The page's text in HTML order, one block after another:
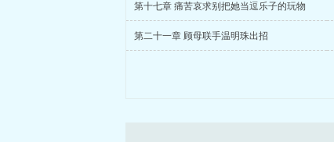
第十七章 痛苦哀求别把她当逗乐子的玩物
第二十一章 顾母联手温明珠出招